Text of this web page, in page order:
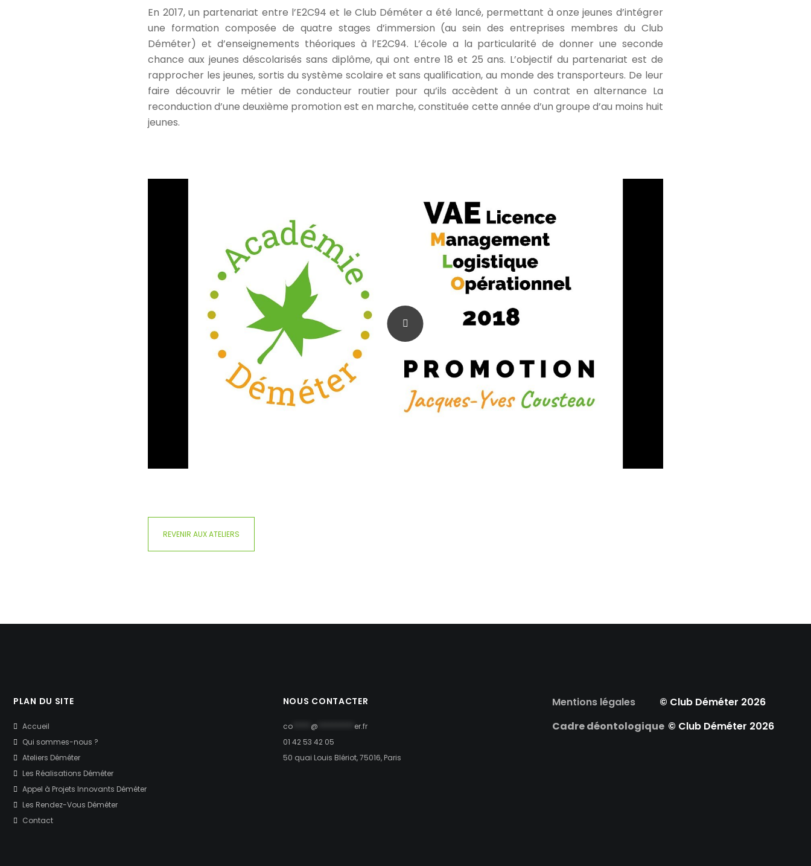
En 2017, un partenariat entre l’E2C94 et le Club Déméter a été lancé, permettant à onze jeunes d’intégrer
une formation composée de quatre stages d’immersion (au sein des entreprises membres du Club
Déméter) et d’enseignements théoriques à l’E2C94. L’école a la particularité de donner une seconde
chance aux jeunes déscolarisés sans diplôme, qui ont entre 18 et 25 ans. L’objectif du partenariat est de
rapprocher les jeunes, sortis du système scolaire et sans qualification, au monde des transporteurs. De leur
faire découvrir le métier de conducteur routier pour qu’ils accèdent à un contrat en alternance La
reconduction d’une deuxième promotion est en marche, constituée cette année d’un groupe d’au moins huit
jeunes.
REVENIR AUX ATELIERS
PLAN DU SITE
Accueil
Qui sommes-nous ?
Ateliers Déméter
Les Réalisations Déméter
Appel à Projets Innovants Déméter
Les Rendez-Vous Déméter
Contact
NOUS CONTACTER
co***** @
er.fr
01 42 53 42 05
50 quai Louis Blériot, 75016, Paris
Mentions légales © Club Déméter 2026
Cadre déontologique © Club Déméter 2026